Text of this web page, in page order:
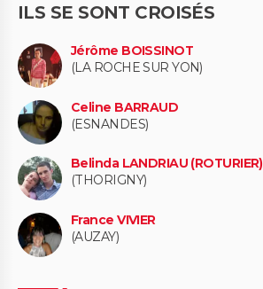
ILS SE SONT CROISÉS
Jérôme BOISSINOT
(LA ROCHE SUR YON)
Celine BARRAUD
(ESNANDES)
Belinda LANDRIAU (ROTURIER)
(THORIGNY)
France VIVIER
(AUZAY)